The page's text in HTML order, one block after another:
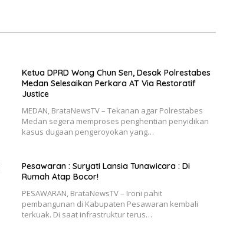
Ketua DPRD Wong Chun Sen, Desak Polrestabes
Medan Selesaikan Perkara AT Via Restoratif
Justice
MEDAN, BrataNewsTV – Tekanan agar Polrestabes
Medan segera memproses penghentian penyidikan
kasus dugaan pengeroyokan yang…
Pesawaran : Suryati Lansia Tunawicara : Di
Rumah Atap Bocor!
PESAWARAN, BrataNewsTV – Ironi pahit
pembangunan di Kabupaten Pesawaran kembali
terkuak. Di saat infrastruktur terus…